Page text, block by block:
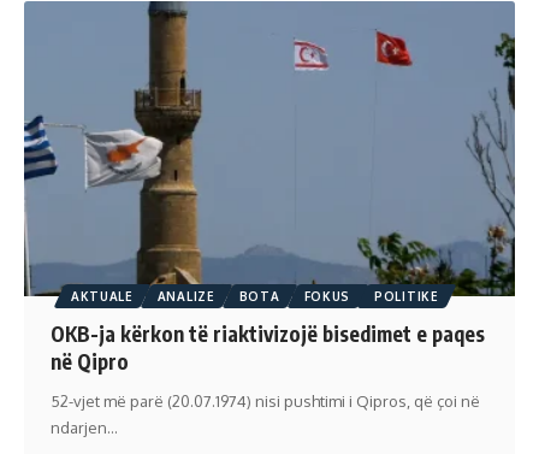
AKTUALE ANALIZE BOTA FOKUS POLITIKE
OKB-ja kërkon të riaktivizojë bisedimet e paqes
në Qipro
52-vjet më parë (20.07.1974) nisi pushtimi i Qipros, që çoi në
ndarjen…